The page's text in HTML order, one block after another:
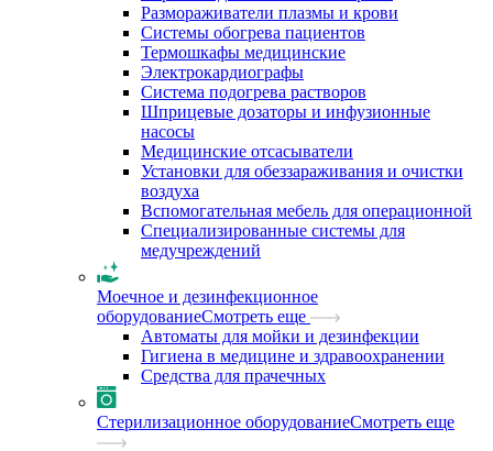
Размораживатели плазмы и крови
Системы обогрева пациентов
Термошкафы медицинские
Электрокардиографы
Cистема подогрева растворов
Шприцевые дозаторы и инфузионные
насосы
Медицинские отсасыватели
Установки для обеззараживания и очистки
воздуха
Вспомогательная мебель для операционной
Специализированные системы для
медучреждений
Моечное и дезинфекционное
оборудованиеСмотреть еще
Автоматы для мойки и дезинфекции
Гигиена в медицине и здравоохранении
Средства для прачечных
Стерилизационное оборудованиеСмотреть еще